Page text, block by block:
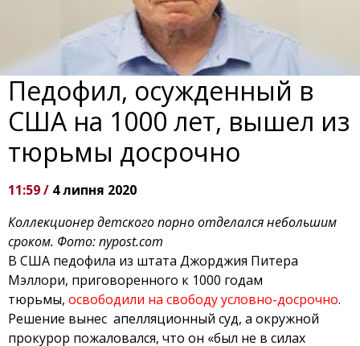
Педофил, осужденный в
США на 1000 лет, вышел из
тюрьмы досрочно
11:59 / 4 липня 2020
Коллекционер детского порно отделался небольшим
сроком. Фото: nypost.com
В США педофила из штата Джорджия Питера
Мэллори, приговоренного к 1000 годам
тюрьмы, освободили на свободу условно-досрочно.
Решение вынес апелляционный суд, а окружной
прокурор пожаловался, что он «был не в силах